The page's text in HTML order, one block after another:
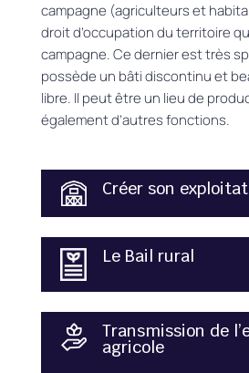
campagne (agriculteurs et
droit d’occupation du territoire
campagne.Ce dernier est très
possède un bâti discontinu et
libre. Il peut être un lieu de
également d’autres fonctions.
Créer son
Le Bail rural
Transmission de
agricole